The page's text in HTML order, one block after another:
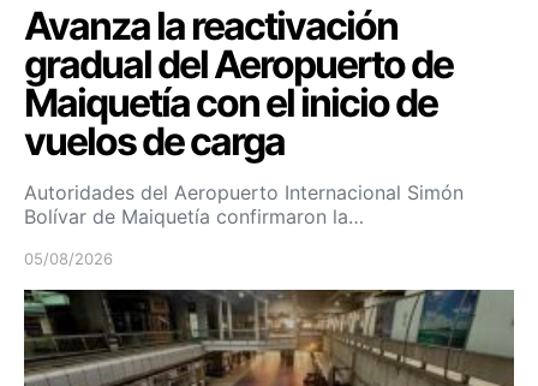
Avanza la reactivación
gradual del Aeropuerto de
Maiquetía con el inicio de
vuelos de carga
Autoridades del Aeropuerto Internacional Simón
Bolívar de Maiquetía confirmaron la…
05/08/2026